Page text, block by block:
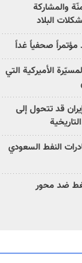
والمشاركة
البلاد
صحفياً غداً
الأميركية التي
قد تتحول إلى
النفط السعودي
ضد محور